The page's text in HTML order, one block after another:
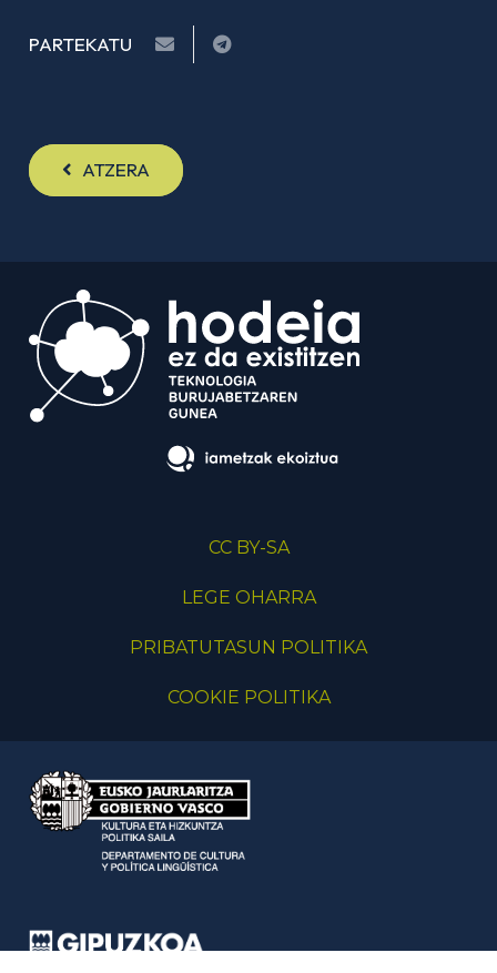
PARTEKATU
ATZERA
CC BY-SA
LEGE OHARRA
PRIBATUTASUN POLITIKA
COOKIE POLITIKA